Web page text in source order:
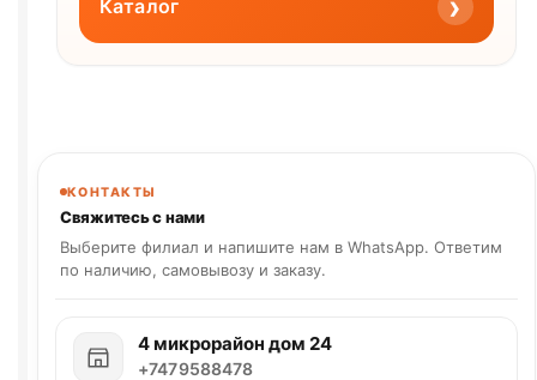
Каталог
КОНТАКТЫ
Свяжитесь с нами
Выберите филиал и напишите нам в WhatsApp. Ответим
по наличию, самовывозу и заказу.
4 микрорайон дом 24
+7479588478